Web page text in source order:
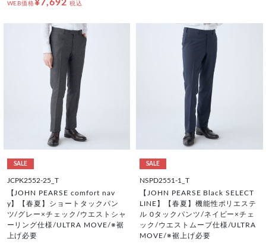
WEB価格 ¥7,692 税込
SALE
JCPK2552-25_T
【JOHN PEARSE comfort nav
y】【春夏】ショートタックパン
ツ/グレー×チェック/ウエストシャ
ーリング仕様/ULTRA MOVE/※裾
上げ必要
SALE
NSPD2551-1_T
【JOHN PEARSE Black SELECT
LINE】【春夏】機能性ポリエステ
ル 0タックパンツ/ネイビー×チェ
ック/ウエストムーブ仕様/ULTRA
MOVE/※裾上げ必要